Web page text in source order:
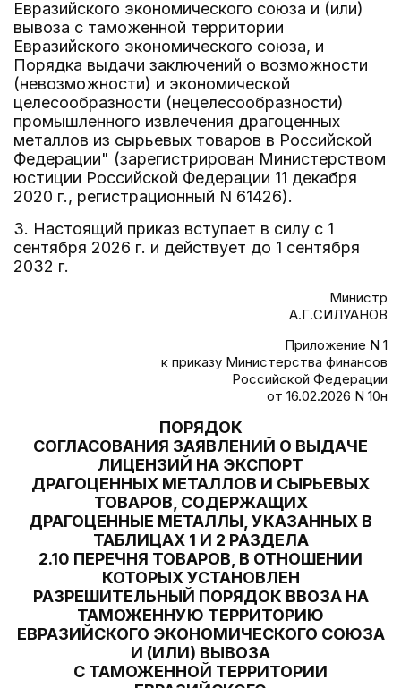
Евразийского экономического союза и (или)
вывоза с таможенной территории
Евразийского экономического союза, и
Порядка выдачи заключений о возможности
(невозможности) и экономической
целесообразности (нецелесообразности)
промышленного извлечения драгоценных
металлов из сырьевых товаров в Российской
Федерации" (зарегистрирован Министерством
юстиции Российской Федерации 11 декабря
2020 г., регистрационный N 61426).
3. Настоящий приказ вступает в силу с 1
сентября 2026 г. и действует до 1 сентября
2032 г.
Министр
А.Г.СИЛУАНОВ
Приложение N 1
к приказу Министерства финансов
Российской Федерации
от 16.02.2026 N 10н
ПОРЯДОК
СОГЛАСОВАНИЯ ЗАЯВЛЕНИЙ О ВЫДАЧЕ
ЛИЦЕНЗИЙ НА ЭКСПОРТ
ДРАГОЦЕННЫХ МЕТАЛЛОВ И СЫРЬЕВЫХ
ТОВАРОВ, СОДЕРЖАЩИХ
ДРАГОЦЕННЫЕ МЕТАЛЛЫ, УКАЗАННЫХ В
ТАБЛИЦАХ 1 И 2 РАЗДЕЛА
2.10 ПЕРЕЧНЯ ТОВАРОВ, В ОТНОШЕНИИ
КОТОРЫХ УСТАНОВЛЕН
РАЗРЕШИТЕЛЬНЫЙ ПОРЯДОК ВВОЗА НА
ТАМОЖЕННУЮ ТЕРРИТОРИЮ
ЕВРАЗИЙСКОГО ЭКОНОМИЧЕСКОГО СОЮЗА
И (ИЛИ) ВЫВОЗА
С ТАМОЖЕННОЙ ТЕРРИТОРИИ